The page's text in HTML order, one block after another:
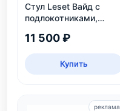
Стул Leset Вайд с
подлокотниками,
11 500 ₽
Купить
реклама